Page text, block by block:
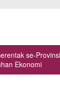
se-
Ekonomi